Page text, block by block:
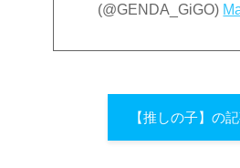
(@GENDA_GiGO)
【推しの子】の